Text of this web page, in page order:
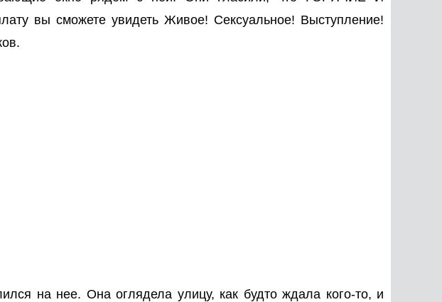
вы сможете увидеть Живое! Сексуальное! Выступление!
на нее. Она оглядела улицу, как будто ждала кого-то, и